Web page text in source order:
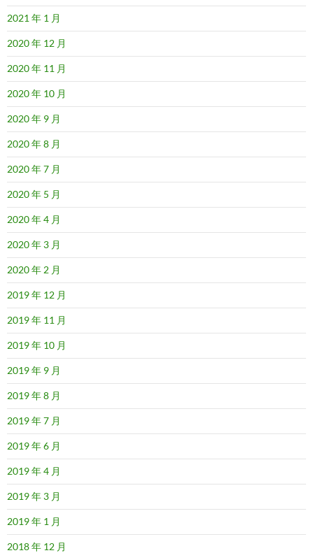
2021 年 1 月
2020 年 12 月
2020 年 11 月
2020 年 10 月
2020 年 9 月
2020 年 8 月
2020 年 7 月
2020 年 5 月
2020 年 4 月
2020 年 3 月
2020 年 2 月
2019 年 12 月
2019 年 11 月
2019 年 10 月
2019 年 9 月
2019 年 8 月
2019 年 7 月
2019 年 6 月
2019 年 4 月
2019 年 3 月
2019 年 1 月
2018 年 12 月